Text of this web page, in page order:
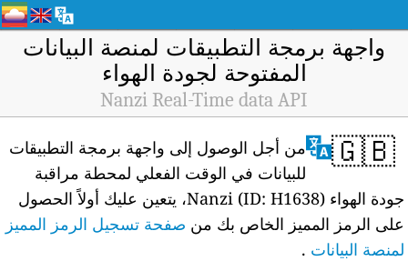
واجهة برمجة التطبيقات لمنصة البيانات
المفتوحة لجودة الهواء
Nanzi Real-Time data API
🇬🇧
من أجل الوصول إلى واجهة برمجة التطبيقات
للبيانات في الوقت الفعلي لمحطة مراقبة
جودة الهواء Nanzi (ID: H1638)، يتعين عليك أولاً الحصول
على الرمز المميز الخاص بك من صفحة تسجيل الرمز المميز
لمنصة البيانات .